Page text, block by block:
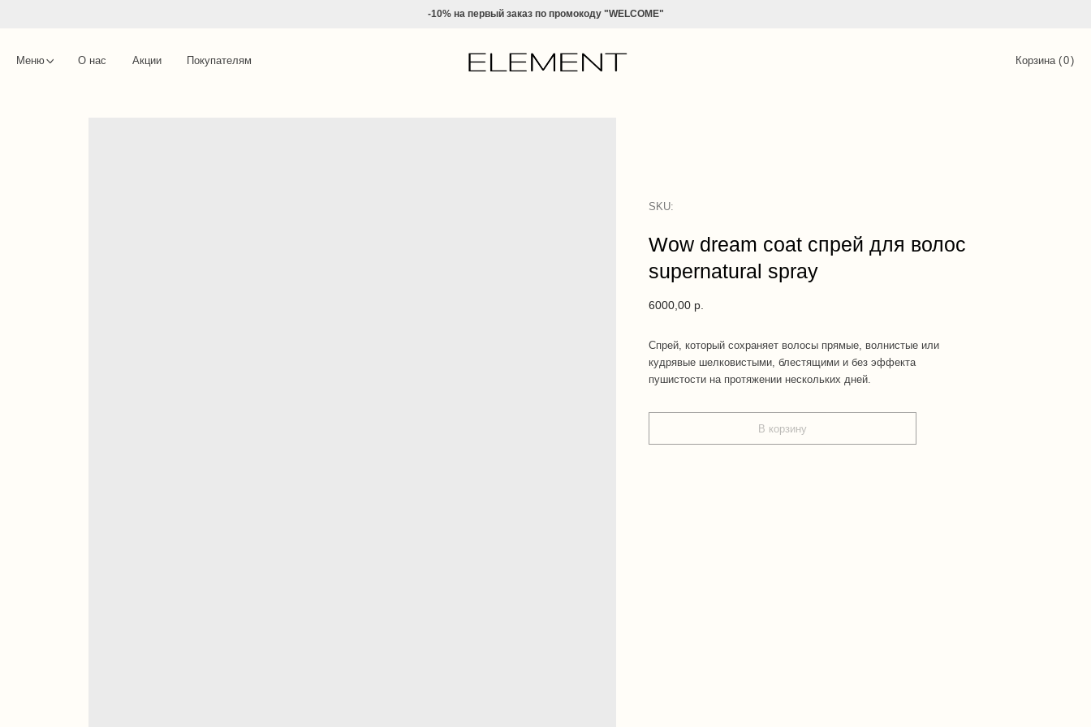
-10% напервый заказ по промокоду "WELCOME"
Меню О нас Акции Покупателям Корзина ( )
0
Wow dream coat спрей для волос
supernatural spray
SKU:
6000,00 р.
В корзину
Спрей, который сохраняет волосы прямые, волнистые или
кудрявые шелковистыми, блестящими и без эффекта
пушистости на протяжении нескольких дней.